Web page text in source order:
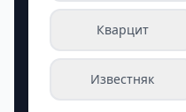
Кварцит
Известняк